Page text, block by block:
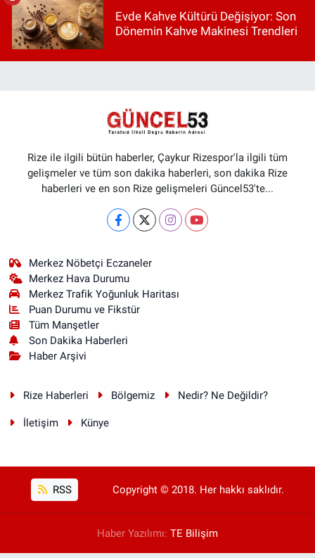
Evde Kahve Kültürü Değişiyor: Son
Dönemin Kahve Makinesi Trendleri
Rize ile ilgili bütün haberler, Çaykur Rizespor'la ilgili tüm
gelişmeler ve tüm son dakika haberleri, son dakika Rize
haberleri ve en son Rize gelişmeleri Güncel53'te...
Merkez Nöbetçi Eczaneler
Merkez Hava Durumu
Merkez Trafik Yoğunluk Haritası
Puan Durumu ve Fikstür
Tüm Manşetler
Son Dakika Haberleri
Haber Arşivi
Rize Haberleri Bölgemiz Nedir? Ne Değildir?
İletişim Künye
RSS Copyright © 2018. Her hakkı saklıdır.
Haber Yazılımı: TE Bilişim